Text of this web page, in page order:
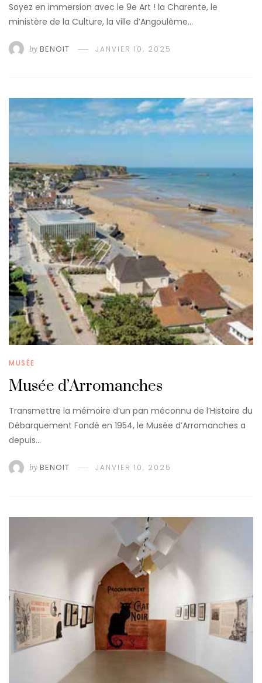
Soyez en immersion avec le 9e Art ! la Charente, le
ministère de la Culture, la ville d’Angoulême…
by BENOIT JANVIER 10, 2025
MUSÉE
Musée d’Arromanches
Transmettre la mémoire d’un pan méconnu de l’Histoire du
Débarquement Fondé en 1954, le Musée d’Arromanches a
depuis…
by BENOIT JANVIER 10, 2025